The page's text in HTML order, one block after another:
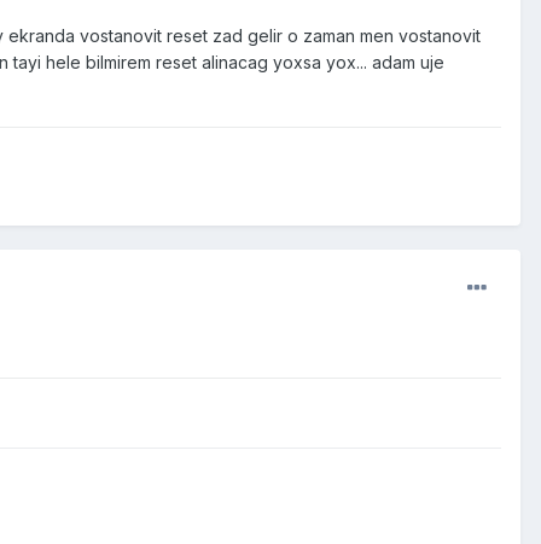
vostanovit reset zad gelir o zaman men vostanovit
hele bilmirem reset alinacag yoxsa yox... adam uje